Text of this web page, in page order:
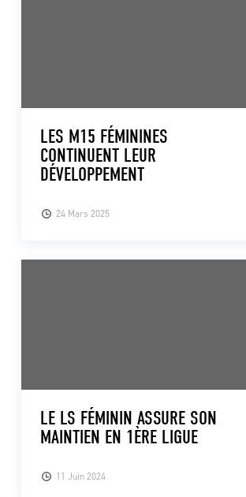
24 Mars 2025
LES M15 FÉMININES
CONTINUENT LEUR
DÉVELOPPEMENT
11 Juin 2024
LE LS FÉMININ ASSURE SON
MAINTIEN EN 1ÈRE LIGUE